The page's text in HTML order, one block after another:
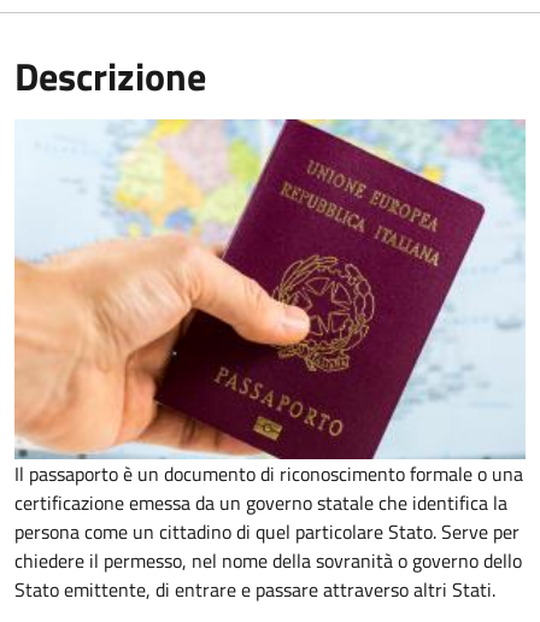
Descrizione
Il passaporto è un documento di riconoscimento formale o una
certificazione emessa da un governo statale che identifica la
persona come un cittadino di quel particolare Stato. Serve per
chiedere il permesso, nel nome della sovranità o governo dello
Stato emittente, di entrare e passare attraverso altri Stati.